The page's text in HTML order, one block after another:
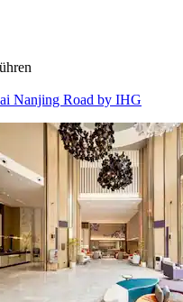
Nanjing Road by IHG